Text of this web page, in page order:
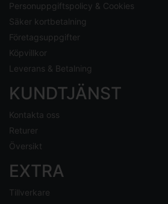
Personuppgiftspolicy & Cookies
Säker kortbetalning
Företagsuppgifter
Köpvillkor
Leverans & Betalning
KUNDTJÄNST
Kontakta oss
Returer
Översikt
EXTRA
Tillverkare